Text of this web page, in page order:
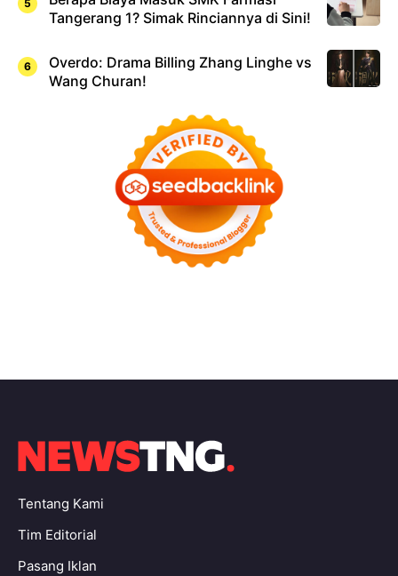
Tangerang 1? Simak Rinciannya di Sini!
Overdo: Drama Billing Zhang Linghe vs
Wang Churan!
Tentang Kami
Tim Editorial
Pasang Iklan